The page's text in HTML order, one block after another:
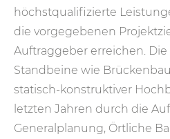
höchstqualifizierte
die vorgegebenen
Auftraggeber erreichen.
Standbeine wie
statisch-konstruktiver
letzten Jahren durch die
Generalplanung, Örtliche